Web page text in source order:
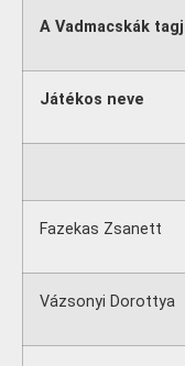
A Vadmacskák
Játékos neve
Fazekas Zsanett
Vázsonyi Dorottya